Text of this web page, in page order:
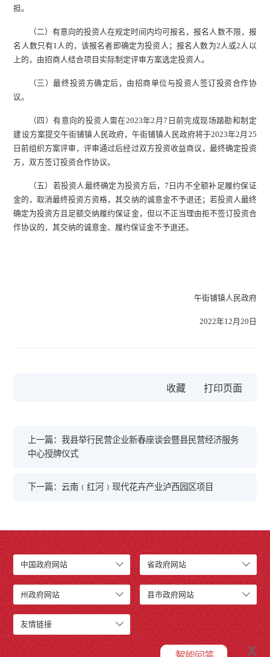
担。
（二）有意向的投资人在规定时间内均可报名，报名人数不限，报
名人数只有1人的，该报名者即确定为投资人；报名人数为2人或2人以
上的，由招商人结合项目实际制定评审方案选定投资人。
（三）最终投资方确定后，由招商单位与投资人签订投资合作协
议。
（四）有意向的投资人需在2023年2月7日前完成现场踏勘和制定
建设方案提交午街铺镇人民政府，午街铺镇人民政府将于2023年2月25
日前组织方案评审，评审通过后经过双方投资收益商议，最终确定投资
方，双方签订投资合作协议。
（五）若投资人最终确定为投资方后，7日内不全额补足履约保证
金的，取消最终投资方资格，其交纳的诚意金不予退还；若投资人最终
确定为投资方且足额交纳履约保证金，但以不正当理由拒不签订投资合
作协议的，其交纳的诚意金、履约保证金不予退还。
午街铺镇人民政府
2022年12月20日
收藏
上一篇：我县举行民营企业新春座谈会暨县民营经济服务
中心授牌仪式
下一篇：云南﹙红河﹚现代花卉产业泸西园区项目
中国政府网站 省政府网站
州政府网站 县市政府网站
友情链接
x